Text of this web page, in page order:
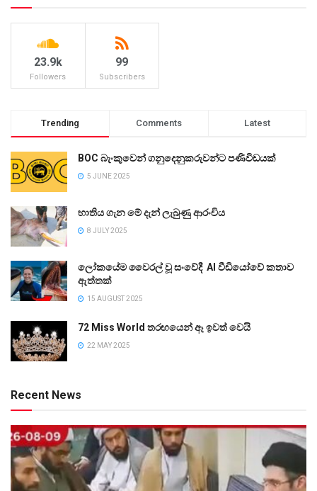
23.9k
Followers
99
Subscribers
Trending Comments Latest
BOC බැංකුවෙන් ගනුදෙනුකරුවන්ට පණිවිඩයක්
5 JUNE 2025
භාතිය ගැන මේ දැන් ලැබුණු ආරංචිය
8 JULY 2025
ලෝකයේම වෛරල් වූ සංවේදී AI වීඩියෝවේ කතාව
ඇත්තක්
15 AUGUST 2025
72 Miss World තරඟයෙන් ඈ ඉවත් වෙයි
22 MAY 2025
Recent News